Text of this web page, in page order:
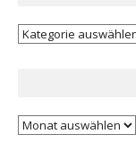
Kategorien
Archiv